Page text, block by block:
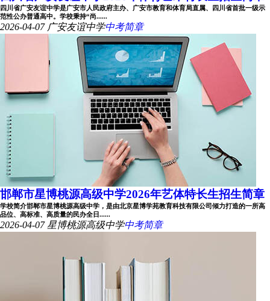
四川省广安友谊中学是广安市人民政府主办、广安市教育和体育局直属、四川省首批一级示
范性公办普通高中。学校秉持“尚......
2026-04-07 广安友谊中学中考简章
邯郸市星博桃源高级中学2026年艺体特长生招生简章
学校简介邯郸市星博桃源高级中学，是由北京星博学苑教育科技有限公司倾力打造的一所高
品位、高标准、高质量的民办全日......
2026-04-07 星博桃源高级中学中考简章